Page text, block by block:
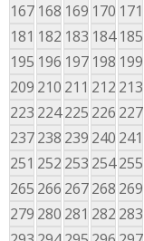
167 168 169 170 171
181 182 183 184 185
195 196 197 198 199
209 210 211 212 213
223 224225 226 227
237238 239 240 241
251 252 253 254255
265 266 267268 269
279 280 281 282 283